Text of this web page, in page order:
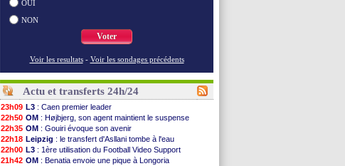
OUI
NON
Voter
Voir les resultats - Voir les sondages précédents
Actu et transferts 24h/24
23h09 L3 : Caen premier leader
22h50 OM : Højbjerg, son agent maintient le suspense
22h35 OM : Gouiri évoque son avenir
22h18 Leipzig : le transfert d'Asllani tombe à l'eau
22h00 L3 : 1ère utilisation du Football Video Support
21h42 OM : Benatia envoie une pique à Longoria